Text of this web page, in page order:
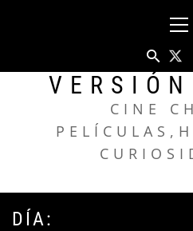
CINE
DÍA: